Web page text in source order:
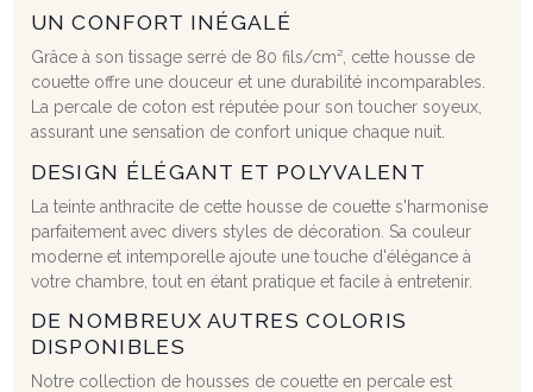
UN CONFORT INÉGALÉ
Grâce à son tissage serré de 80 fils/cm², cette housse de
couette offre une douceur et une durabilité incomparables.
La percale de coton est réputée pour son toucher soyeux,
assurant une sensation de confort unique chaque nuit.
DESIGN ÉLÉGANT ET POLYVALENT
La teinte anthracite de cette housse de couette s'harmonise
parfaitement avec divers styles de décoration. Sa couleur
moderne et intemporelle ajoute une touche d'élégance à
votre chambre, tout en étant pratique et facile à entretenir.
DE NOMBREUX AUTRES COLORIS
DISPONIBLES
Notre collection de housses de couette en percale est